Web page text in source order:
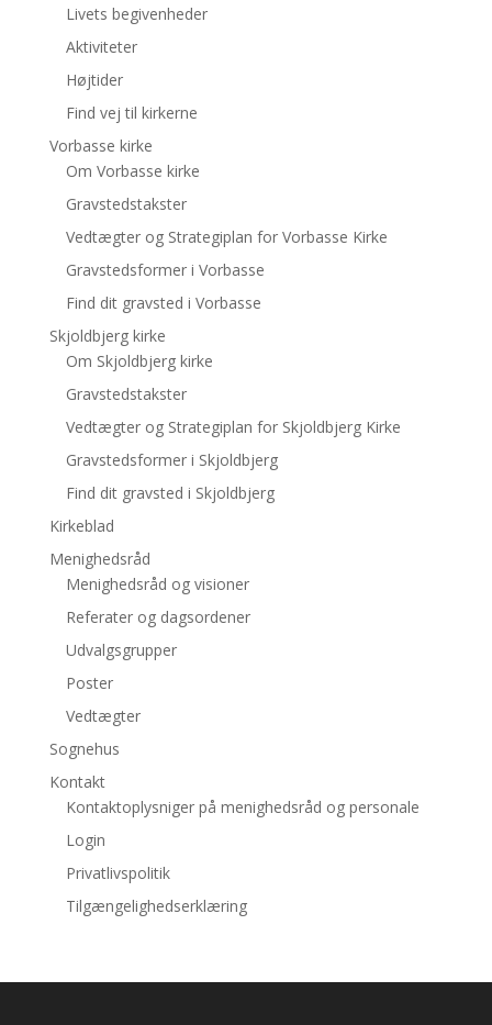
Livets begivenheder
Aktiviteter
Højtider
Find vej til kirkerne
Vorbasse kirke
Om Vorbasse kirke
Gravstedstakster
Vedtægter og Strategiplan for Vorbasse Kirke
Gravstedsformer i Vorbasse
Find dit gravsted i Vorbasse
Skjoldbjerg kirke
Om Skjoldbjerg kirke
Gravstedstakster
Vedtægter og Strategiplan for Skjoldbjerg Kirke
Gravstedsformer i Skjoldbjerg
Find dit gravsted i Skjoldbjerg
Kirkeblad
Menighedsråd
Menighedsråd og visioner
Referater og dagsordener
Udvalgsgrupper
Poster
Vedtægter
Sognehus
Kontakt
Kontaktoplysniger på menighedsråd og personale
Login
Privatlivspolitik
Tilgængelighedserklæring